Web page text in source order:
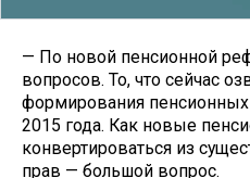
— По новой пенсионной
вопросов. То, что сейчас
формирования
2015 года. Как новые
конвертироваться из
прав — большой вопрос.